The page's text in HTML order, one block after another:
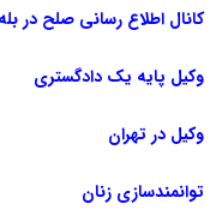
کانال اطلاع رسانی صلح در بله
وکیل پایه یک دادگستری
وکیل در تهران
توانمندسازی زنان